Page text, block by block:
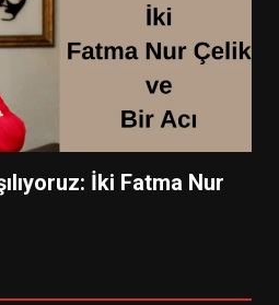
İki Fatma Nur